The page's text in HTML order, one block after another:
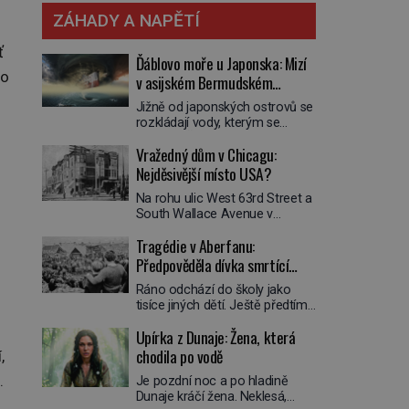
ZÁHADY A NAPĚTÍ
Ďáblovo moře u Japonska: Mizí
v asijském Bermudském
trojúhelníku lodě ve spárech
neznámé síly?
Jižně od japonských ostrovů se
rozkládají vody, kterým se
se o lodích mizejících beze
stopy, podivných světlech,
zrádných proudech i mořských
dracích, kteří měli tyto končiny
střežit už v dávných legendách.
trojúhelník skutečně prokletým
místem, nebo se zde jen
nebezpečná příroda proměnila
v jednu z nejpůsobivějších
námořních záhad? […]
Vražedný dům v Chicagu:
Nejděsivější místo USA?
Na rohu ulic West 63rd Street a
South Wallace Avenue v
Nemá žádný speciální nápis ani
pamětní desku. A přesto prý
místní zaměstnanci neradi
chodí do sklepa. Právě tady
totiž sídlil sériový vrah H. H.
nejpropracovanější past na lidi
v dějinách americké
kriminalistiky. Herman Webster
Mudgett (1861–1896) přijíždí […]
Tragédie v Aberfanu:
Předpověděla dívka smrtící
sesuv půdy?
Ráno odchází do školy jako
tisíce jiných dětí. Ještě předtím
snem. Ve škole, kterou dobře
zná, tentokrát nevidí budovu ani
spolužáky. Místo nich se před ní
tyčí cosi temného. O několik
hodin později je mrtvá. Mohla
Upírka z Dunaje: Žena, která
chodila po vodě
Je pozdní noc a po hladině
Dunaje kráčí žena. Neklesá,